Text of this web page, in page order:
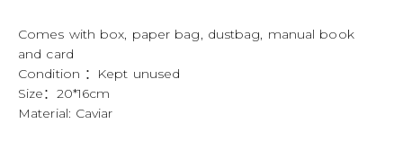
Comes with box, paper bag, dustbag, manual book
and card
Condition ：Kept unused
Size：20*16cm
Material: Caviar